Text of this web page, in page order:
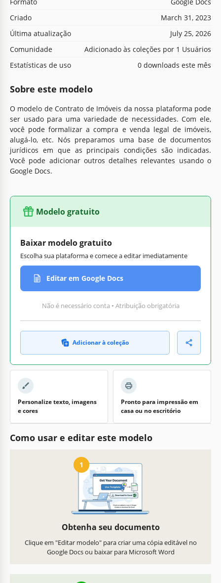
Criado
March 31, 2023
Última atualização
July 25, 2026
Comunidade
Adicionado às coleções por 1 Usuários
Estatísticas de uso
0 downloads este mês
Sobre este modelo
O modelo de Contrato de Imóveis da nossa plataforma pode
ser usado para uma variedade de necessidades. Com ele,
você pode formalizar a compra e venda legal de imóveis,
alugá-lo, etc. Nós preparamos uma base de documentos
jurídicos em que as principais condições são indicadas.
Você pode adicionar outros detalhes relevantes usando o
Google Docs.
Modelo gratuito
Baixar modelo gratuito
Escolha sua plataforma e comece a editar imediatamente
Editar em Google Docs
Não é necessário conta • Atribuição obrigatória
Adicionar à coleção
Personalize texto, imagens
e cores
Pronto para impressão em
casa ou no escritório
Como usar e editar este modelo
1
Obtenha seu documento
Clique em "Editar modelo" para criar uma cópia editável no
Google Docs ou baixar para Microsoft Word